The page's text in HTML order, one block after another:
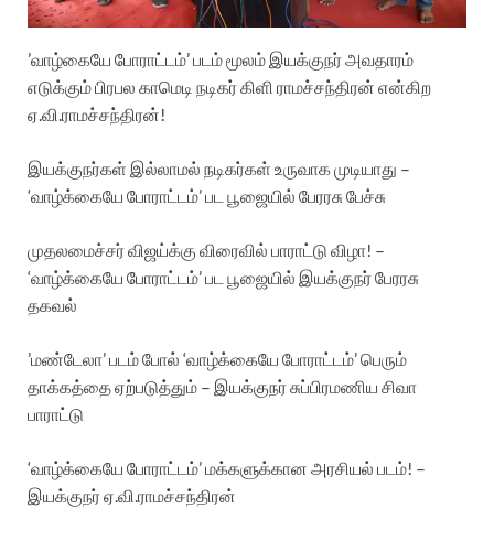
’வாழ்கையே போராட்டம்’ படம் மூலம் இயக்குநர் அவதாரம்
எடுக்கும் பிரபல காமெடி நடிகர் கிளி ராமச்சந்திரன் என்கிற
ஏ.வி.ராமச்சந்திரன்!
இயக்குநர்கள் இல்லாமல் நடிகர்கள் உருவாக முடியாது –
‘வாழ்க்கையே போராட்டம்’ பட பூஜையில் பேரரசு பேச்சு
முதலமைச்சர் விஜய்க்கு விரைவில் பாராட்டு விழா! –
‘வாழ்க்கையே போராட்டம்’ பட பூஜையில் இயக்குநர் பேரரசு
தகவல்
’மண்டேலா’ படம் போல் ‘வாழ்க்கையே போராட்டம்’ பெரும்
தாக்கத்தை ஏற்படுத்தும் – இயக்குநர் சுப்பிரமணிய சிவா
பாராட்டு
‘வாழ்க்கையே போராட்டம்’ மக்களுக்கான அரசியல் படம்! –
இயக்குநர் ஏ.வி.ராமச்சந்திரன்